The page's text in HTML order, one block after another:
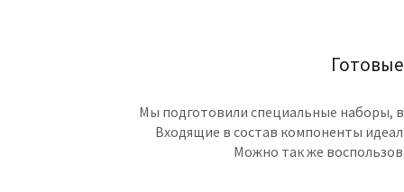
Мы подготовили специальные наборы,
Входящие в состав компоненты
Можно так же